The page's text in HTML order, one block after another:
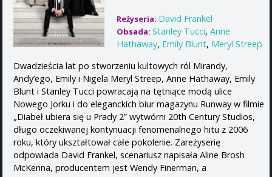
Reżyseria: David Frankel
Obsada: Stanley Tucci, Anne
Hathaway, Emily Blunt, Meryl Streep
Dwadzieścia lat po stworzeniu kultowych ról Mirandy,
Andy’ego, Emily i Nigela Meryl Streep, Anne Hathaway, Emily
Blunt i Stanley Tucci powracają na tętniące modą ulice
Nowego Jorku i do eleganckich biur magazynu Runway w filmie
„Diabeł ubiera się u Prady 2” wytwórni 20th Century Studios,
długo oczekiwanej kontynuacji fenomenalnego hitu z 2006
roku, który ukształtował całe pokolenie. Zareżyserię
odpowiada David Frankel, scenariusz napisała Aline Brosh
McKenna, producentem jest Wendy Finerman, a